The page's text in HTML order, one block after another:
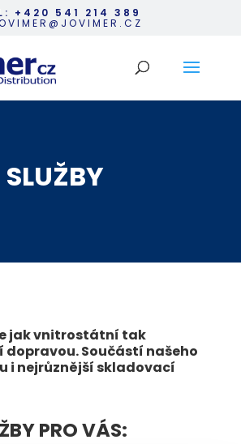
+420 541 214 389
SLUŽBY
jak vnitrostátní tak
dopravou. Součástí našeho
i nejrůznější skladovací
PRO VÁS: